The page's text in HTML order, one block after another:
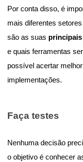
Por conta disso, é
mais diferentes
são as suas
e quais ferramentas
possível acertar
implementações.
Faça testes
Nenhuma decisão
o objetivo é conhecer